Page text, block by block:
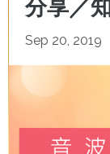
分享／
Sep 20, 2019